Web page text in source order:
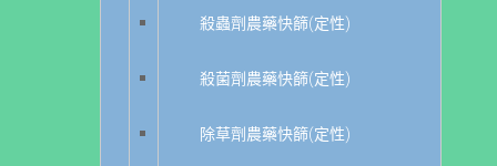
殺蟲劑農藥快篩(定性)
殺菌劑農藥快篩(定性)
除草劑農藥快篩(定性)